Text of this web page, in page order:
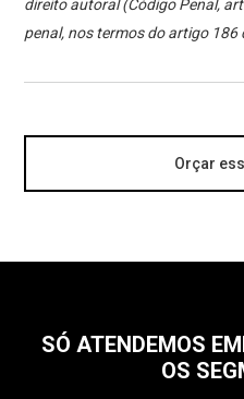
direito autoral (Código Penal,
penal, nos termos do artigo 186
Orçar
SÓ ATENDEMOS
OS